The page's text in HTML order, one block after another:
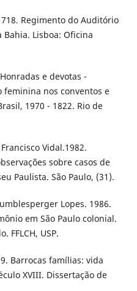
Regimento do Auditório
Bahia. Lisboa: Oficina
e devotas -
feminina nos conventos e
1970 - 1822. Rio de
Vidal.1982.
sobre casos de
Paulista. São Paulo, (31).
Lopes. 1986.
em São Paulo colonial.
FFLCH, USP.
Barrocas famílias: vida
XVIII. Dissertação de